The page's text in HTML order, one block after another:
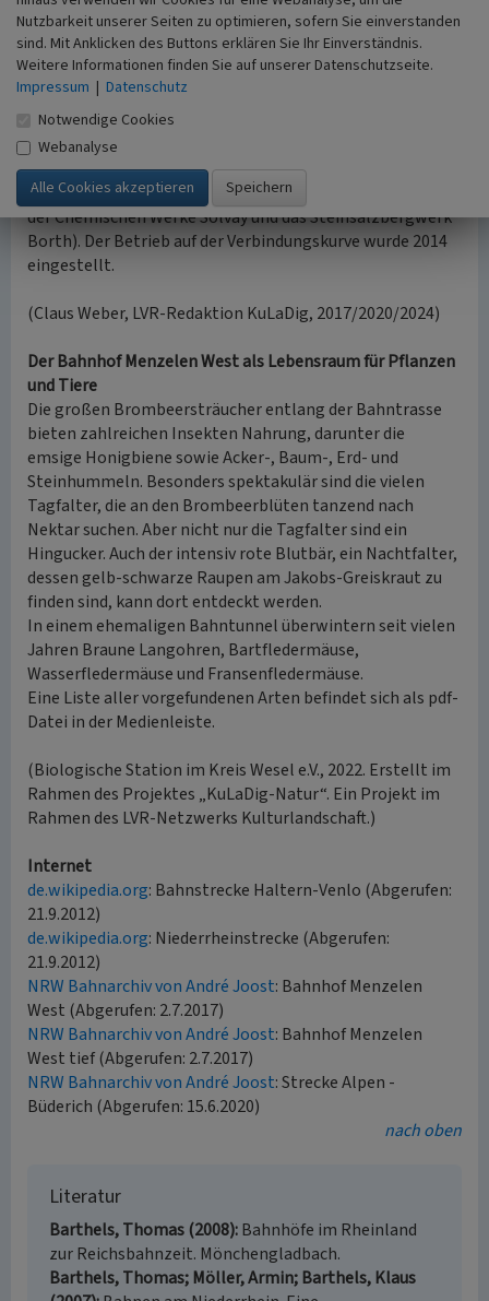
Ersten Weltkrieges kamen Überlegungen für eine
strategische Bahnlinie von Alpen nach Neuss-Holzheim
hinzu, die ebenfalls die Verbindung ins nördliche
Ruhrgebiet und weiter in die Mitte Deutschlands nutzen
sollte.
Nach Einstellung des Verkehrs auf der Venlo-Halterner
Bahn diente die Verbindungskurve dem Anschluss der
Industrien bei Büderich (Anschluss an das Werkbahnnetz
der Chemischen Werke Solvay und das Steinsalzbergwerk
Borth). Der Betrieb auf der Verbindungskurve wurde 2014
eingestellt.
(Claus Weber, LVR-Redaktion KuLaDig, 2017/2020/2024)
Der Bahnhof Menzelen West als Lebensraum für Pflanzen
und Tiere
Die großen Brombeersträucher entlang der Bahntrasse
bieten zahlreichen Insekten Nahrung, darunter die
emsige Honigbiene sowie Acker-, Baum-, Erd- und
Steinhummeln. Besonders spektakulär sind die vielen
Tagfalter, die an den Brombeerblüten tanzend nach
Nektar suchen. Aber nicht nur die Tagfalter sind ein
Hingucker. Auch der intensiv rote Blutbär, ein Nachtfalter,
dessen gelb-schwarze Raupen am Jakobs-Greiskraut zu
finden sind, kann dort entdeckt werden.
In einem ehemaligen Bahntunnel überwintern seit vielen
Jahren Braune Langohren, Bartfledermäuse,
Wasserfledermäuse und Fransenfledermäuse.
Eine Liste aller vorgefundenen Arten befindet sich als pdf-
Datei in der Medienleiste.
(Biologische Station im Kreis Wesel e.V., 2022. Erstellt im
Rahmen des Projektes „KuLaDig-Natur“. Ein Projekt im
Rahmen des LVR-Netzwerks Kulturlandschaft.)
Internet
de.wikipedia.org: Bahnstrecke Haltern-Venlo (Abgerufen:
21.9.2012)
de.wikipedia.org: Niederrheinstrecke (Abgerufen:
21.9.2012)
NRW Bahnarchiv von André Joost: Bahnhof Menzelen
West (Abgerufen: 2.7.2017)
NRW Bahnarchiv von André Joost: Bahnhof Menzelen
West tief (Abgerufen: 2.7.2017)
NRW Bahnarchiv von André Joost: Strecke Alpen -
Büderich (Abgerufen: 15.6.2020)
nach oben
Literatur
Barthels, Thomas (2008) Bahnhöfe im Rheinland
zur Reichsbahnzeit. Mönchengladbach.
Barthels, Thomas; Möller, Armin; Barthels, Klaus
Nutzbarkeit unserer Seiten zu optimieren, sofern Sie einverstanden
sind. Mit Anklicken des Buttons erklären Sie Ihr Einverständnis.
Weitere Informationen finden Sie auf unserer Datenschutzseite.
Impressum | Datenschutz
Notwendige Cookies
Webanalyse